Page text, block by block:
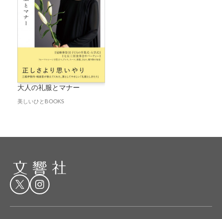
大人の礼服とマナー
美しいひとBOOKS